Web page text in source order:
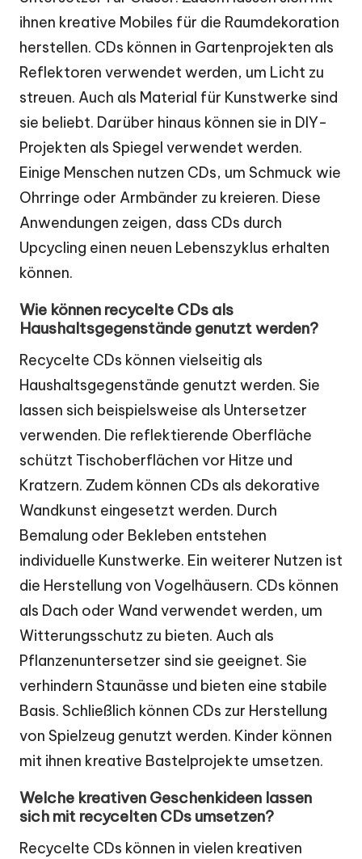
ihnen kreative Mobiles für die Raumdekoration
herstellen. CDs können in Gartenprojekten als
Reflektoren verwendet werden, um Licht zu
streuen. Auch als Material für Kunstwerke sind
sie beliebt. Darüber hinaus können sie in DIY-
Projekten als Spiegel verwendet werden.
Einige Menschen nutzen CDs, um Schmuck wie
Ohrringe oder Armbänder zu kreieren. Diese
Anwendungen zeigen, dass CDs durch
Upcycling einen neuen Lebenszyklus erhalten
können.
Wie können recycelte CDs als
Haushaltsgegenstände genutzt werden?
Recycelte CDs können vielseitig als
Haushaltsgegenstände genutzt werden. Sie
lassen sich beispielsweise als Untersetzer
verwenden. Die reflektierende Oberfläche
schützt Tischoberflächen vor Hitze und
Kratzern. Zudem können CDs als dekorative
Wandkunst eingesetzt werden. Durch
Bemalung oder Bekleben entstehen
individuelle Kunstwerke. Ein weiterer Nutzen ist
die Herstellung von Vogelhäusern. CDs können
als Dach oder Wand verwendet werden, um
Witterungsschutz zu bieten. Auch als
Pflanzenuntersetzer sind sie geeignet. Sie
verhindern Staunässe und bieten eine stabile
Basis. Schließlich können CDs zur Herstellung
von Spielzeug genutzt werden. Kinder können
mit ihnen kreative Bastelprojekte umsetzen.
Welche kreativen Geschenkideen lassen
sich mit recycelten CDs umsetzen?
Recycelte CDs können in vielen kreativen